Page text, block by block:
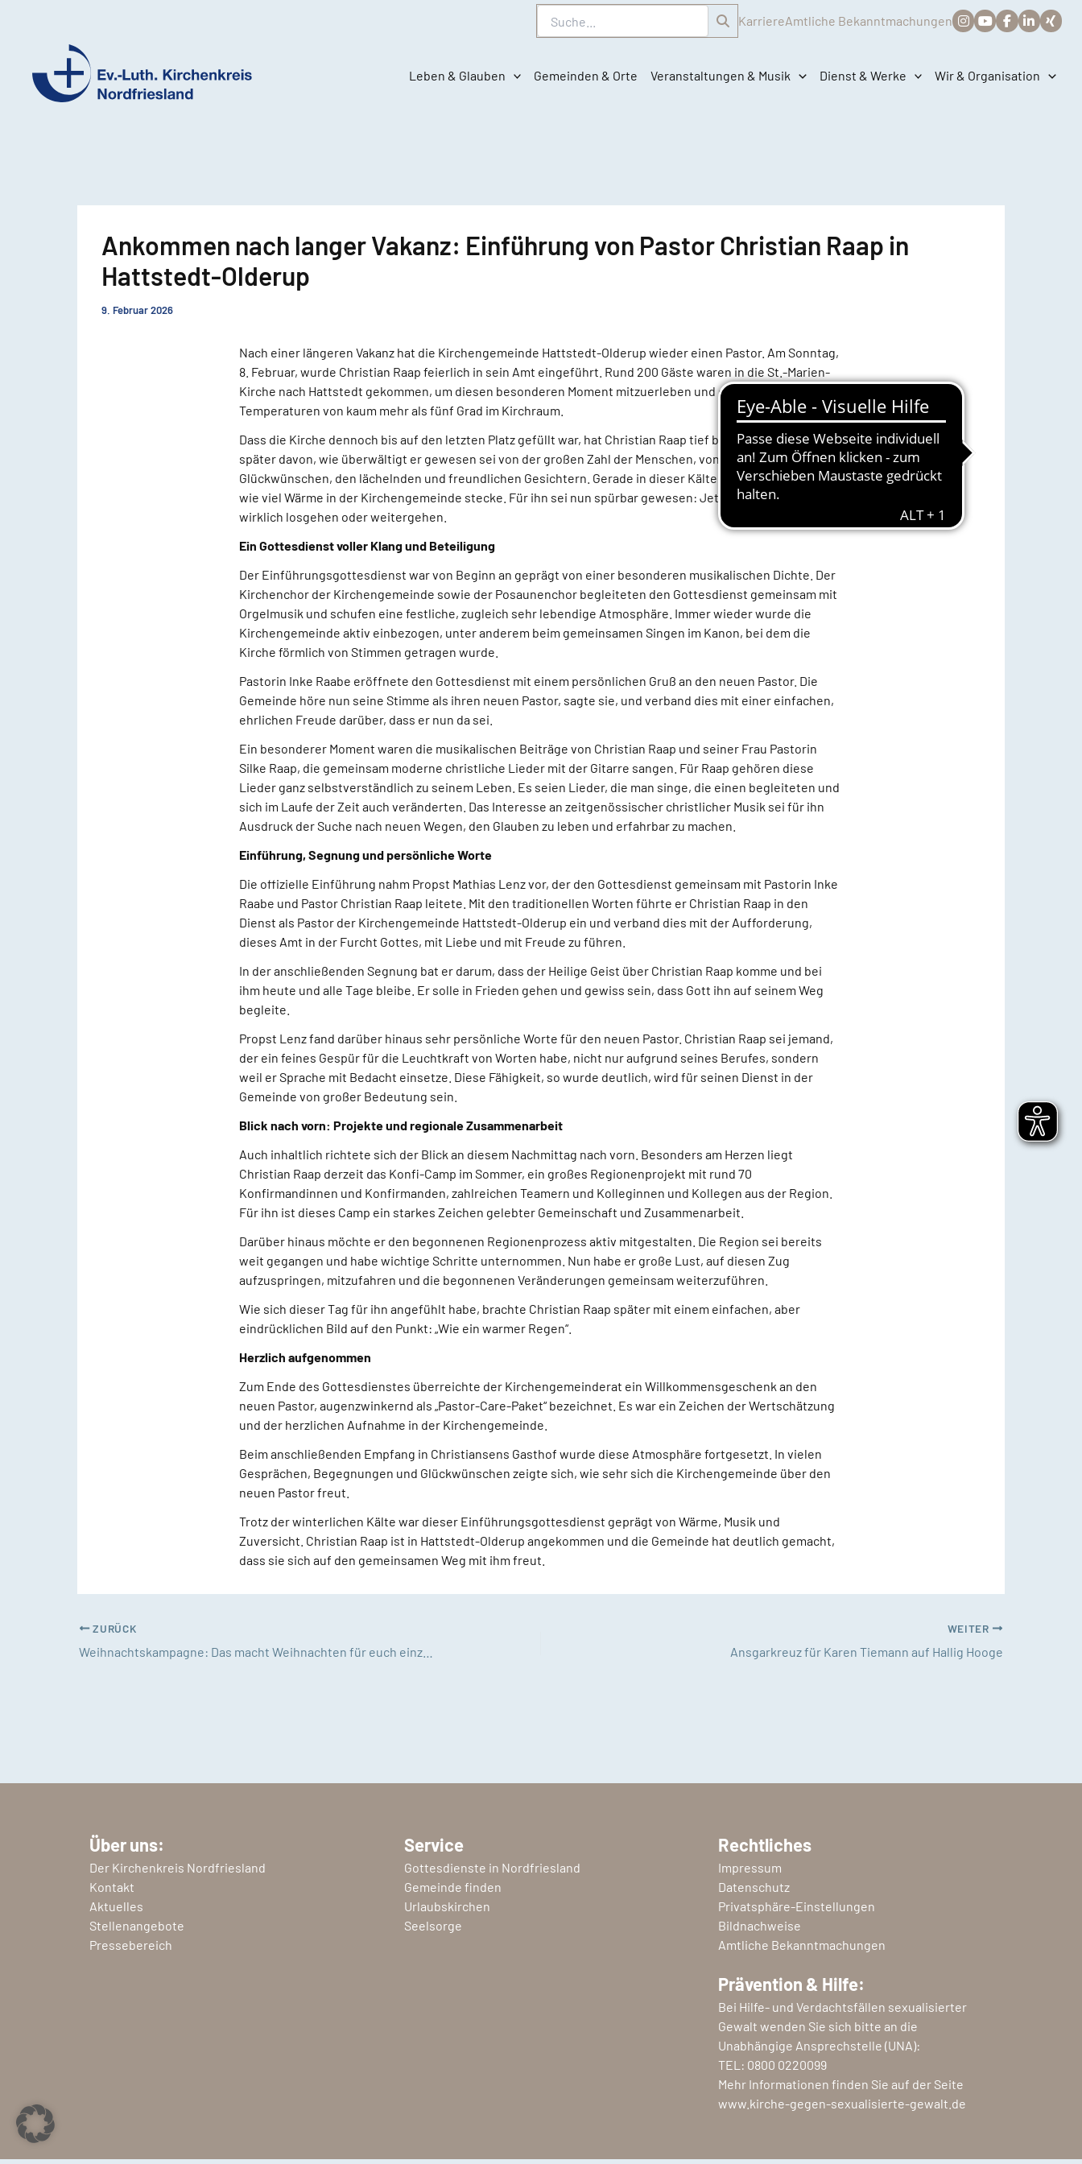
Suche KarriereAmtliche Bekanntmachungen
Ev.-
Leben & Glauben Gemeinden & Orte Veranstaltungen & Musik Dienst & Werke Wir & Organisation
Ankommen nach langer Vakanz: Einführung von Pastor Christian Raap in
Hattstedt-Olderup
9. Februar 2026
Nach einer längeren Vakanz hat die Kirchengemeinde Hattstedt-Olderup wieder einen Pastor. Am Sonntag,
8. Februar, wurde Christian Raap feierlich in sein Amt eingeführt. Rund 200 Gäste waren in die St.-Marien-
Kirche nach Hattstedt gekommen, um diesen besonderen Moment mitzuerleben und das trotz winterlicher
Temperaturen von kaum mehr als fünf Grad im Kirchraum.
Dass die Kirche dennoch bis auf den letzten Platz gefüllt war, hat Christian Raap tief bewegt. Er sprach
später davon, wie überwältigt er gewesen sei von der großen Zahl der Menschen, von den vielen
Glückwünschen, den lächelnden und freundlichen Gesichtern. Gerade in dieser Kälte habe sich gezeigt,
wie viel Wärme in der Kirchengemeinde stecke. Für ihn sei nun spürbar gewesen: Jetzt könne es hier
wirklich losgehen oder weitergehen.
Ein Gottesdienst voller Klang und Beteiligung
Der Einführungsgottesdienst war von Beginn an geprägt von einer besonderen musikalischen Dichte. Der
Kirchenchor der Kirchengemeinde sowie der Posaunenchor begleiteten den Gottesdienst gemeinsam mit
Orgelmusik und schufen eine festliche, zugleich sehr lebendige Atmosphäre. Immer wieder wurde die
Kirchengemeinde aktiv einbezogen, unter anderem beim gemeinsamen Singen im Kanon, bei dem die
Kirche förmlich von Stimmen getragen wurde.
Pastorin Inke Raabe eröffnete den Gottesdienst mit einem persönlichen Gruß an den neuen Pastor. Die
Gemeinde höre nun seine Stimme als ihren neuen Pastor, sagte sie, und verband dies mit einer einfachen,
ehrlichen Freude darüber, dass er nun da sei.
Ein besonderer Moment waren die musikalischen Beiträge von Christian Raap und seiner Frau Pastorin
Silke Raap, die gemeinsam moderne christliche Lieder mit der Gitarre sangen. Für Raap gehören diese
Lieder ganz selbstverständlich zu seinem Leben. Es seien Lieder, die man singe, die einen begleiteten und
sich im Laufe der Zeit auch veränderten. Das Interesse an zeitgenössischer christlicher Musik sei für ihn
Ausdruck der Suche nach neuen Wegen, den Glauben zu leben und erfahrbar zu machen.
Einführung, Segnung und persönliche Worte
Die offizielle Einführung nahm Propst Mathias Lenz vor, der den Gottesdienst gemeinsam mit Pastorin Inke
Raabe und Pastor Christian Raap leitete. Mit den traditionellen Worten führte er Christian Raap in den
Dienst als Pastor der Kirchengemeinde Hattstedt-Olderup ein und verband dies mit der Aufforderung,
dieses Amt in der Furcht Gottes, mit Liebe und mit Freude zu führen.
In der anschließenden Segnung bat er darum, dass der Heilige Geist über Christian Raap komme und bei
ihm heute und alle Tage bleibe. Er solle in Frieden gehen und gewiss sein, dass Gott ihn auf seinem Weg
begleite.
Propst Lenz fand darüber hinaus sehr persönliche Worte für den neuen Pastor. Christian Raap sei jemand,
der ein feines Gespür für die Leuchtkraft von Worten habe, nicht nur aufgrund seines Berufes, sondern
weil er Sprache mit Bedacht einsetze. Diese Fähigkeit, so wurde deutlich, wird für seinen Dienst in der
Gemeinde von großer Bedeutung sein.
Blick nach vorn: Projekte und regionale Zusammenarbeit
Auch inhaltlich richtete sich der Blick an diesem Nachmittag nach vorn. Besonders am Herzen liegt
Christian Raap derzeit das Konfi-Camp im Sommer, ein großes Regionenprojekt mit rund 70
Konfirmandinnen und Konfirmanden, zahlreichen Teamern und Kolleginnen und Kollegen aus der Region.
Für ihn ist dieses Camp ein starkes Zeichen gelebter Gemeinschaft und Zusammenarbeit.
Darüber hinaus möchte er den begonnenen Regionenprozess aktiv mitgestalten. Die Region sei bereits
weit gegangen und habe wichtige Schritte unternommen. Nun habe er große Lust, auf diesen Zug
aufzuspringen, mitzufahren und die begonnenen Veränderungen gemeinsam weiterzuführen.
Wie sich dieser Tag für ihn angefühlt habe, brachte Christian Raap später mit einem einfachen, aber
eindrücklichen Bild auf den Punkt: „Wie ein warmer Regen“.
Herzlich aufgenommen
Zum Ende des Gottesdienstes überreichte der Kirchengemeinderat ein Willkommensgeschenk an den
neuen Pastor, augenzwinkernd als „Pastor-Care-Paket“ bezeichnet. Es war ein Zeichen der Wertschätzung
und der herzlichen Aufnahme in der Kirchengemeinde.
Beim anschließenden Empfang in Christiansens Gasthof wurde diese Atmosphäre fortgesetzt. In vielen
Gesprächen, Begegnungen und Glückwünschen zeigte sich, wie sehr sich die Kirchengemeinde über den
neuen Pastor freut.
Trotz der winterlichen Kälte war dieser Einführungsgottesdienst geprägt von Wärme, Musik und
Zuversicht. Christian Raap ist in Hattstedt-Olderup angekommen und die Gemeinde hat deutlich gemacht,
dass sie sich auf den gemeinsamen Weg mit ihm freut.
ZURÜCK WEITER
Ansgarkreuz für Karen Tiemann auf Hallig Hooge
Über uns:
Der Kirchenkreis Nordfriesland
Kontakt
Aktuelles
Stellenangebote
Pressebereich
Service
Gottesdienste in Nordfriesland
Gemeinde finden
Urlaubskirchen
Seelsorge
Rechtliches
Impressum
Datenschutz
Privatsphäre-Einstellungen
Bildnachweise
Amtliche Bekanntmachungen
Prävention & Hilfe:
Bei Hilfe- und Verdachtsfällen sexualisierter
Gewalt wenden Sie sich bitte an die
Unabhängige Ansprechstelle (UNA):
TEL: 0800 0220099
Mehr Informationen finden Sie auf der Seite
www.kirche-gegen-sexualisierte-gewalt.de